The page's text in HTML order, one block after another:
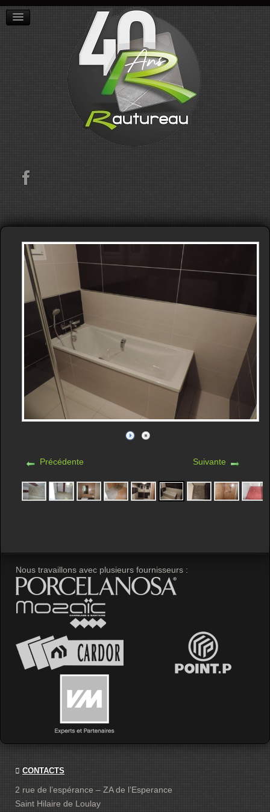
L'ENTREPRISE
Précédente Suivante
Nous travaillons avec plusieurs fournisseurs :
CONTACTS
2 rue de l’espérance – ZA de l’Esperance
Saint Hilaire de Loulay